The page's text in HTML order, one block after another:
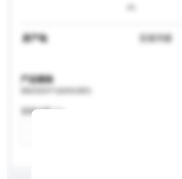
原产地 亚塞拜疆
产品规格
酒精含量 (%)